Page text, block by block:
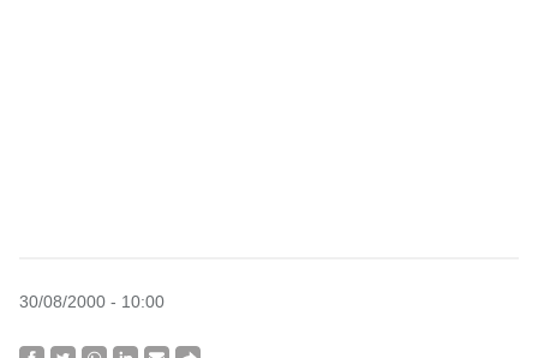
30/08/2000 - 10:00